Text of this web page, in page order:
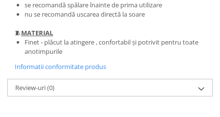
se recomandă spălare înainte de prima utilizare
nu se recomandă uscarea directă la soare
🧵MATERIAL
Finet - plăcut la atingere , confortabil și potrivit pentru toate
anotimpurile
Informatii conformitate produs
Review-uri(0)